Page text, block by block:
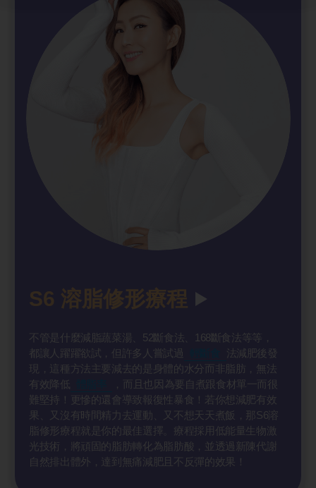
S6 溶脂修形療程
不管是什麼減脂蔬菜湯、52斷食法、168斷食法等等，
都讓人躍躍欲試，但許多人嘗試過
法減肥後發
現，這種方法主要減去的是身體的水分而非脂肪，無法
有效降低
，而且也因為要自煮跟食材單一而很
難堅持！更慘的還會導致報復性暴食！若你想減肥有效
果、又沒有時間精力去運動、又不想天天煮飯，那S6溶
脂修形療程就是你的最佳選擇。療程採用低能量生物激
光技術，將頑固的脂肪轉化為脂肪酸，並透過新陳代謝
自然排出體外，達到無痛減肥且不反彈的效果！